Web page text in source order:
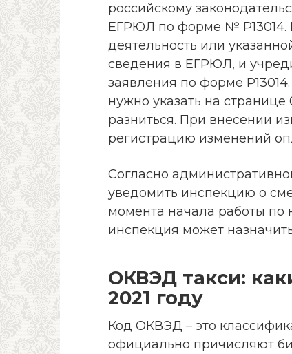
российскому
ЕГРЮЛ по форме № Р13014.
деятельность или
сведения в ЕГРЮЛ, и
заявления по форме
нужно указать на странице
разниться. При внесении
регистрацию изменений
Согласно
уведомить инспекцию о
момента начала работы по
инспекция может
ОКВЭД такси:
2021 году
Код ОКВЭД – это
официально причисляют